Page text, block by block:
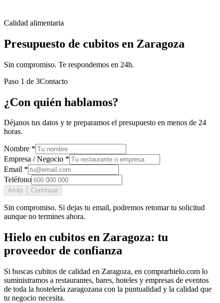
Calidad alimentaria
Presupuesto de cubitos en Zaragoza
Sin compromiso. Te respondemos en 24h.
Paso 1 de 3Contacto
¿Con quién hablamos?
Déjanos tus datos y te preparamos el presupuesto en menos de 24
horas.
Nombre *
Empresa / Negocio *
Email *
Teléfono
Atrás Continuar
Sin compromiso. Si dejas tu email, podremos retomar tu solicitud
aunque no termines ahora.
Hielo en cubitos en Zaragoza: tu
proveedor de confianza
Si buscas cubitos de calidad en Zaragoza, en comprarhielo.com lo
suministramos a restaurantes, bares, hoteles y empresas de eventos
de toda la hostelería zaragozana con la puntualidad y la calidad que
tu negocio necesita.